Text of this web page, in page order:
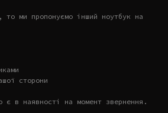
то ми пропонуємо інший ноутбук на
сторони
є в наявності на момент звернення.